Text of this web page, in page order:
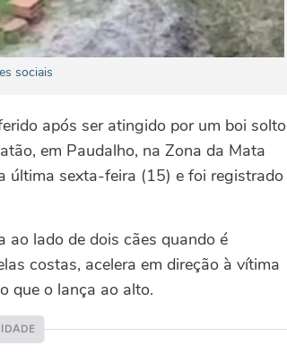
sociais
após ser atingido por um boi solto
em Paudalho, na Zona da Mata
última sexta-feira (15) e foi registrado
ao lado de dois cães quando é
costas, acelera em direção à vítima
que o lança ao alto.